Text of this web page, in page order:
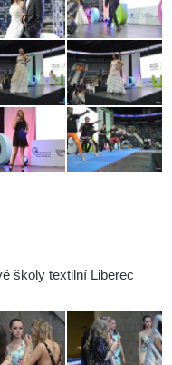
školy textilní Liberec